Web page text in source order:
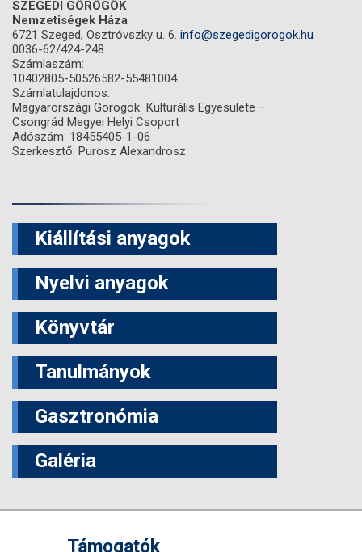
SZEGEDI GÖRÖGÖK
Nemzetiségek Háza
6721 Szeged, Osztróvszky u. 6. info@szegedigorogok.hu
0036-62/424-248
Számlaszám:
10402805-50526582-55481004
Számlatulajdonos:
Magyarországi Görögök Kulturális Egyesülete –
Csongrád Megyei Helyi Csoport
Adószám: 18455405-1-06
Szerkesztő: Purosz Alexandrosz
Kiállítási anyagok
Nyelvi anyagok
Könyvtár
Tanulmányok
Gasztronómia
Galéria
Támogatók